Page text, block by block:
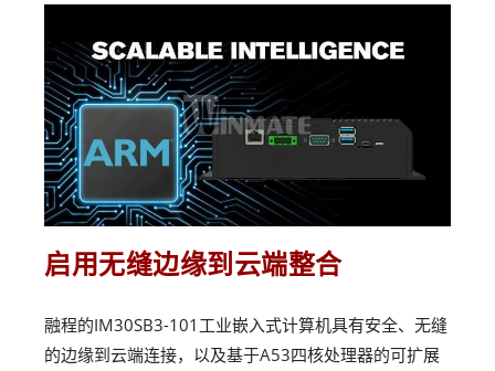
启用无缝边缘到云端整合
融程的IM30SB3-101工业嵌入式计算机具有安全、无缝
的边缘到云端连接，以及基于A53四核处理器的可扩展